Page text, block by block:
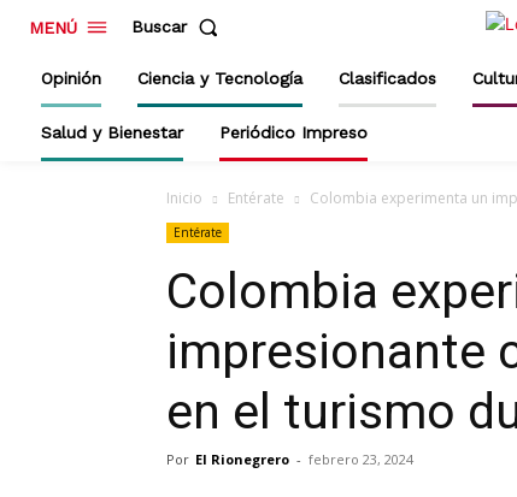
MENÚ Buscar
Opinión Ciencia y Tecnología Clasificados
Salud y Bienestar Periódico Impreso
Inicio Entérate Colombia experimenta un
Entérate
Colombia
impresionante
en el turismo
Por El Rionegrero - febrero 23, 2024